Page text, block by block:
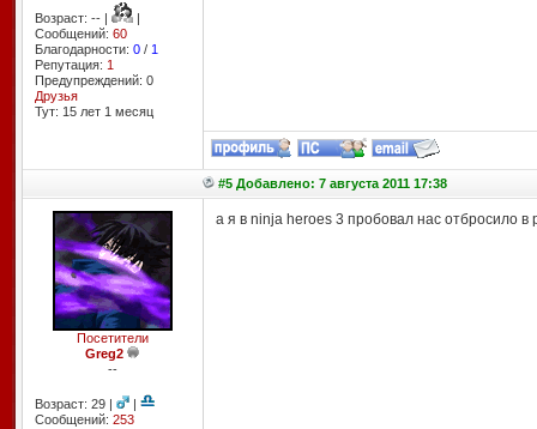
Возраст: -- |
|
Сообщений: 60
Благодарности: 0/ 1
Репутация: 1
Предупреждений: 0
Друзья
Тут: 15 лет 1 месяц
#5 Добавлено: 7 августа 2011 17:38
Посетители
Greg2
--
Возраст: 29 |
|
Сообщений: 253
а я в ninja heroes 3 пробовал нас отбросило в